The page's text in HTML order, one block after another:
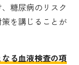
糖尿病のリスク
を講じることが
る血液検査の項